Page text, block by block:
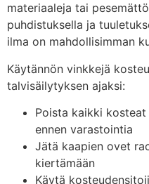
materiaaleja tai
puhdistuksella ja
ilma on mahdollisimman
Käytännön vinkkejä
talvisäilytyksen ajaksi:
Poista kaikki
ennen varastointia
Jätä kaapien ovet
kiertämään
Käytä